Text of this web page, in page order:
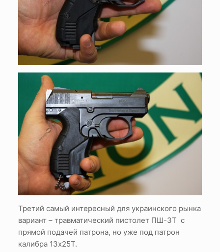
Третий самый интересный для украинского рынка
вариант – травматический пистолет ПШ-3Т с
прямой подачей патрона, но уже под патрон
калибра 13х25Т.